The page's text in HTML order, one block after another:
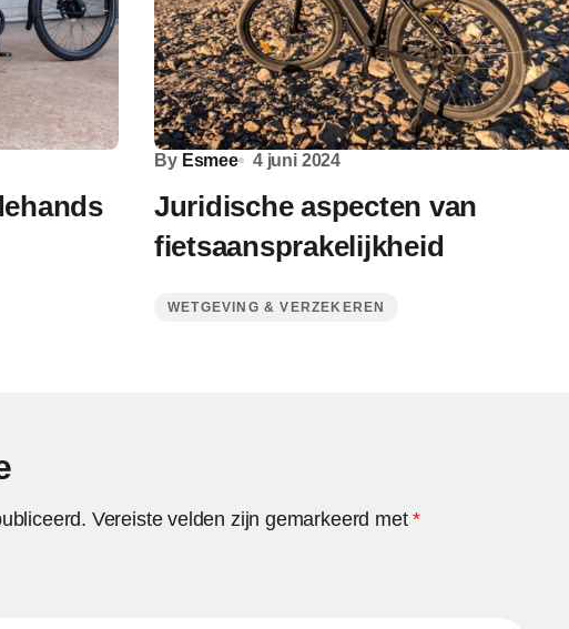
By Esmee 4 juni 2024
Juridische aspecten van
fietsaansprakelijkheid
WETGEVING & VERZEKEREN
Vereiste velden zijn gemarkeerd met*